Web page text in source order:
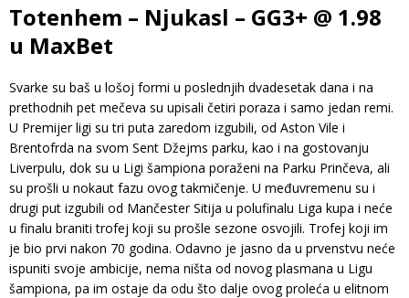
Totenhem – Njukasl – GG3+ @ 1.98
u MaxBet
Svarke su baš u lošoj formi u poslednjih dvadesetak dana i na
prethodnih pet mečeva su upisali četiri poraza i samo jedan remi.
U Premijer ligi su tri puta zaredom izgubili, od Aston Vile i
Brentofrda na svom Sent Džejms parku, kao i na gostovanju
Liverpulu, dok su u Ligi šampiona poraženi na Parku Prinčeva, ali
su prošli u nokaut fazu ovog takmičenje. U međuvremenu su i
drugi put izgubili od Mančester Sitija u polufinalu Liga kupa i neće
u finalu braniti trofej koji su prošle sezone osvojili. Trofej koji im
je bio prvi nakon 70 godina. Odavno je jasno da u prvenstvu neće
ispuniti svoje ambicije, nema ništa od novog plasmana u Ligu
šampiona, pa im ostaje da odu što dalje ovog proleća u elitnom